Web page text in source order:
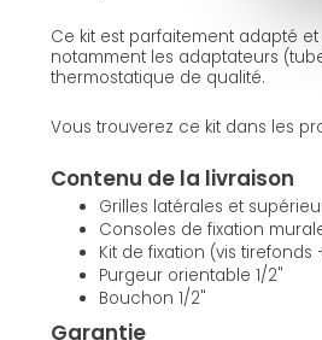
Ce kit est parfaitement adapté
notamment les adaptateurs
thermostatique de qualité.
Vous trouverez ce kit dans les
Contenu de la livraison
Grilles latérales et
Consoles de fixation
Kit de fixation (vis tirefonds
Purgeur orientable 1/2"
Bouchon 1/2"
Garantie